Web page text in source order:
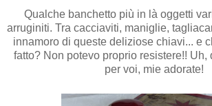
Qualche banchetto più in là oggetti
arruginiti. Tra cacciaviti, maniglie,
innamoro di queste deliziose chiavi... e
fatto? Non potevo proprio resistere!! Uh,
per voi, mie adorate!